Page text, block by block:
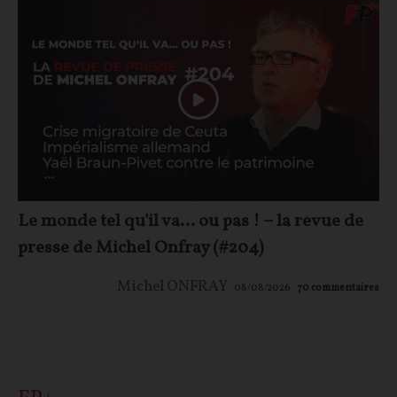
Le monde tel qu'il va… ou pas ! – la revue de
presse de Michel Onfray (#204)
Michel ONFRAY 08/08/2026 70 commentaires